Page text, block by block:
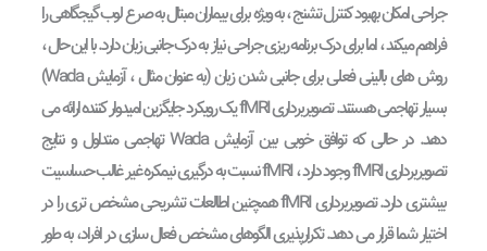
جراحی امکان بهبود کنترل تشنج ، به ویژه برای بیماران مبتال به صرع لوب گیجگاهی را
فراهم میکند ، اما برای درک برنامه ریزی جراحی نیاز به درک جانبی زبان دارد. با این حال ،
روش های بالینی فعلی برای جانبی شدن زبان (به عنوان مثال ، آزمایش Wada)
بسیار تهاجمی هستند. تصویربرداری fMRI یک رویکرد جایگزین امیدوار کننده ارائه می
دهد. در حالی که توافق خوبی بین آزمایش Wada تهاجمی متداول و نتایج
تصویربرداری fMRI وجود دارد ، fMRI نسبت به درگیری نیمکره غیر غالب حساسیت
بیشتری دارد. تصویربرداری fMRI همچنین اطالعات تشریحی مشخص تری را در
اختیار شما قرار می دهد. تکرارپذیری الگوهای مشخص فعال سازی در افراد، به طور